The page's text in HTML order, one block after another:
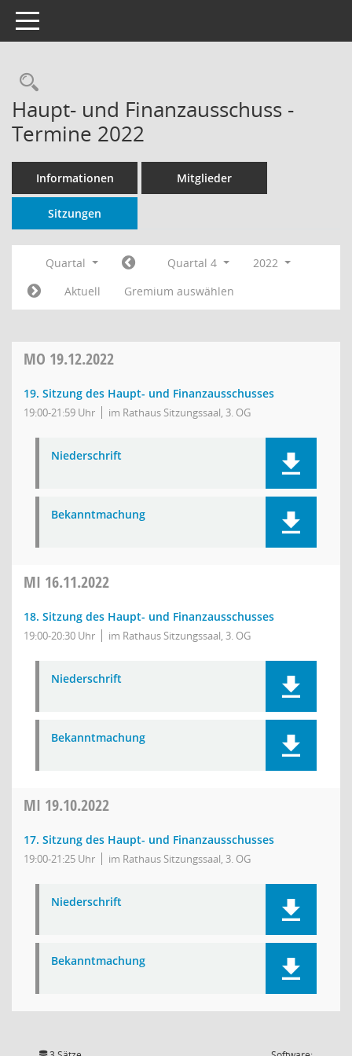
Toggle navigation
Rechercheauswahl
Haupt- und Finanzausschuss -
Termine 2022
Informationen Mitglieder
Sitzungen
Quartal Quartal 4
2022
Aktuell
Gremium auswählen
MO 19.12.2022
19. Sitzung des Haupt- und Finanzausschusses
19:00-21:59 Uhr im Rathaus Sitzungssaal, 3. OG
Niederschrift
Bekanntmachung
MI 16.11.2022
18. Sitzung des Haupt- und Finanzausschusses
19:00-20:30 Uhr im Rathaus Sitzungssaal, 3. OG
Niederschrift
Bekanntmachung
MI 19.10.2022
17. Sitzung des Haupt- und Finanzausschusses
19:00-21:25 Uhr im Rathaus Sitzungssaal, 3. OG
Niederschrift
Bekanntmachung